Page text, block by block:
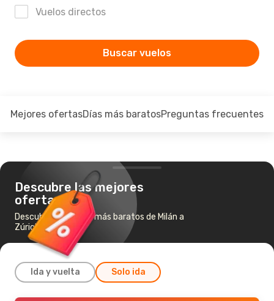
Vuelos directos
Buscar vuelos
Mejores ofertasDías más baratosPreguntas frecuentes
Descubre las mejores
ofertas
Descubre los vuelos más baratos de Milán a
Zúrich
Ida y vuelta Solo ida